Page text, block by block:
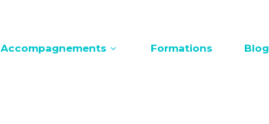
Accompagnements Formations Blog